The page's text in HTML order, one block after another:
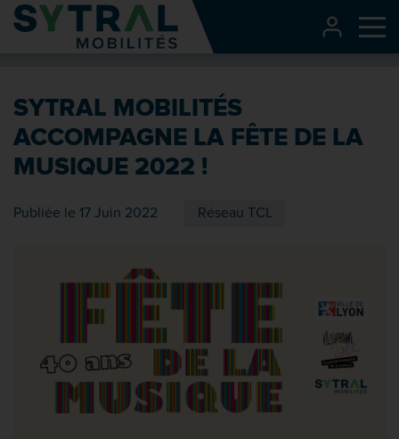
Contenu
Entête de page
Recherche
Pied de page
SYTRAL MOBILITÉS
ACCOMPAGNE LA FÊTE DE LA
MUSIQUE 2022 !
Publiée le 17 Juin 2022 Réseau TCL